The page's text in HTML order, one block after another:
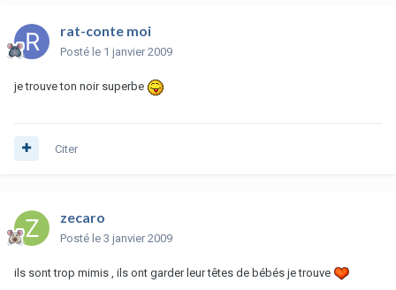
rat-conte moi
Posté le 1 janvier 2009
je trouve ton noir superbe
Citer
zecaro
Posté le 3 janvier 2009
ils sont trop mimis , ils ont garder leur têtes de bébés je trouve